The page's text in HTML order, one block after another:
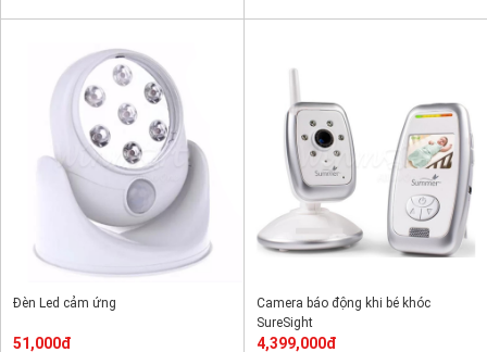
Đèn Led cảm ứng
51,000đ
Camera báo động khi bé khóc
SureSight
4,399,000đ